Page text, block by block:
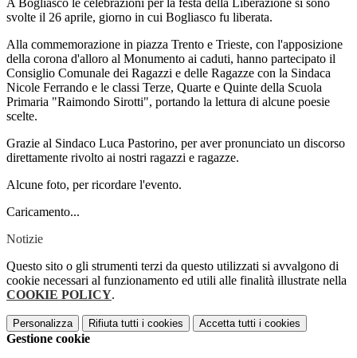
A Bogliasco le celebrazioni per la festa della Liberazione si sono
svolte il 26 aprile, giorno in cui Bogliasco fu liberata.
Alla commemorazione in piazza Trento e Trieste, con l'apposizione
della corona d'alloro al Monumento ai caduti, hanno partecipato il
Consiglio Comunale dei Ragazzi e delle Ragazze con la Sindaca
Nicole Ferrando e le classi Terze, Quarte e Quinte della Scuola
Primaria "Raimondo Sirotti", portando la lettura di alcune poesie
scelte.
Grazie al Sindaco Luca Pastorino, per aver pronunciato un discorso
direttamente rivolto ai nostri ragazzi e ragazze.
Alcune foto, per ricordare l'evento.
Caricamento...
Notizie
Questo sito o gli strumenti terzi da questo utilizzati si avvalgono di
cookie necessari al funzionamento ed utili alle finalità illustrate nella
COOKIE POLICY.
Personalizza Rifiuta tutti i cookies Accetta tutti i cookies
Gestione cookie